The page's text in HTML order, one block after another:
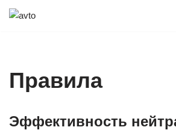
Правила
Эффективность